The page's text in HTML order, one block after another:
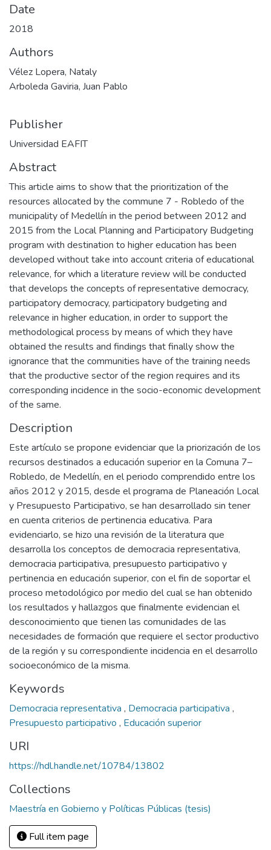
Date
2018
Authors
Vélez Lopera, Nataly
Arboleda Gaviria, Juan Pablo
Publisher
Universidad EAFIT
Abstract
This article aims to show that the prioritization of the
resources allocated by the commune 7 - Robledo of the
municipality of Medellín in the period between 2012 and
2015 from the Local Planning and Participatory Budgeting
program with destination to higher education has been
developed without take into account criteria of educational
relevance, for which a literature review will be conducted
that develops the concepts of representative democracy,
participatory democracy, participatory budgeting and
relevance in higher education, in order to support the
methodological process by means of which they have
obtained the results and findings that finally show the
ignorance that the communities have of the training needs
that the productive sector of the region requires and its
corresponding incidence in the socio-economic development
of the same.
Description
Este artículo se propone evidenciar que la priorización de los
recursos destinados a educación superior en la Comuna 7–
Robledo, de Medellín, en el periodo comprendido entre los
años 2012 y 2015, desde el programa de Planeación Local
y Presupuesto Participativo, se han desarrollado sin tener
en cuenta criterios de pertinencia educativa. Para
evidenciarlo, se hizo una revisión de la literatura que
desarrolla los conceptos de democracia representativa,
democracia participativa, presupuesto participativo y
pertinencia en educación superior, con el fin de soportar el
proceso metodológico por medio del cual se han obtenido
los resultados y hallazgos que finalmente evidencian el
desconocimiento que tienen las comunidades de las
necesidades de formación que requiere el sector productivo
de la región y su correspondiente incidencia en el desarrollo
socioeconómico de la misma.
Keywords
Democracia representativa , Democracia participativa ,
Presupuesto participativo , Educación superior
URI
https://hdl.handle.net/10784/13802
Collections
Maestría en Gobierno y Políticas Públicas (tesis)
Full item page